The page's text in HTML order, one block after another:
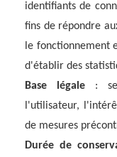
identifiants de
fins de répondre
le fonctionnement
d'établir des
Base légale :
l'utilisateur,
de mesures
Durée de